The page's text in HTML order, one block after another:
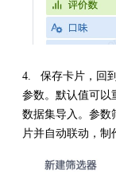
4. 保存卡片，回
参数。默认值可以
数据集导入。参数
片并自动联动，制